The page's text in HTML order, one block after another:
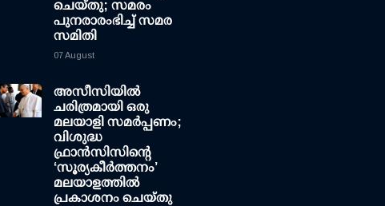
ചെയ്തു; സമരം
പുനരാരംഭിച്ച് സമര
സമിതി
07 August
അസീസിയിൽ
ചരിത്രമായി ഒരു
മലയാളി സമർപ്പണം;
വിശുദ്ധ
ഫ്രാൻസിസിന്റെ
‘സൂര്യകീർത്തനം’
മലയാളത്തിൽ
പ്രകാശനം ചെയ്തു